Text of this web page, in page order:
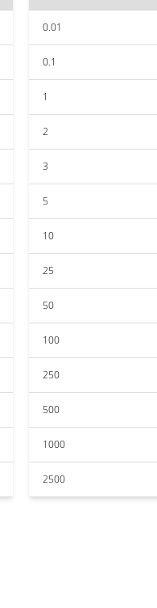
0.01
0.1
1
2
3
5
10
25
50
100
250
500
1000
2500